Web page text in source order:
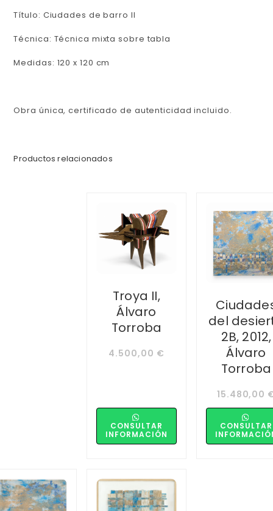
Título: Ciudades de barro II
Técnica: Técnica mixta sobre tabla
Medidas: 120 x 120 cm
Obra única, certificado de autenticidad incluido.
Productos relacionados
Troya II,
Álvaro
Torroba
4.500,00 €
CONSULTAR
INFORMACIÓN
del
2B, 2012,
Álvaro
Torroba
15.480,00
CONSULTAR